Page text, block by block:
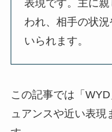
表現です。主に
われ、相手の状
いられます。
この記事では「
ュアンスや近い表現